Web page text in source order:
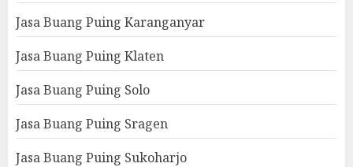
Jasa Buang Puing Karanganyar
Jasa Buang Puing Klaten
Jasa Buang Puing Solo
Jasa Buang Puing Sragen
Jasa Buang Puing Sukoharjo